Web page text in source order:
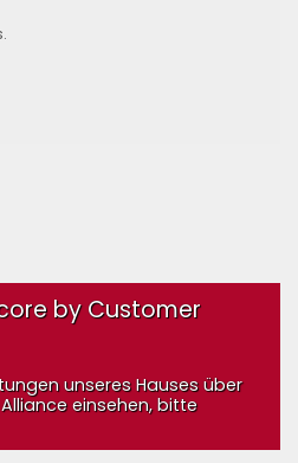
by Customer
unseres Hauses über
einsehen, bitte